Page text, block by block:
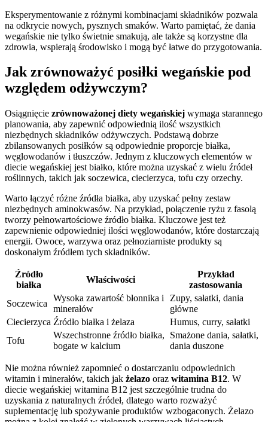
Eksperymentowanie z różnymi kombinacjami składników pozwala
na odkrycie nowych, pysznych smaków. Warto pamiętać, że dania
wegańskie nie tylko świetnie smakują, ale także są korzystne dla
zdrowia, wspierają środowisko i mogą być łatwe do przygotowania.
Jak zrównoważyć posiłki wegańskie pod
względem odżywczym?
Osiągnięcie zrównoważonej diety wegańskiej wymaga starannego
planowania, aby zapewnić odpowiednią ilość wszystkich
niezbędnych składników odżywczych. Podstawą dobrze
zbilansowanych posiłków są odpowiednie proporcje białka,
węglowodanów i tłuszczów. Jednym z kluczowych elementów w
diecie wegańskiej jest białko, które można uzyskać z wielu źródeł
roślinnych, takich jak soczewica, ciecierzyca, tofu czy orzechy.
Warto łączyć różne źródła białka, aby uzyskać pełny zestaw
niezbędnych aminokwasów. Na przykład, połączenie ryżu z fasolą
tworzy pełnowartościowe źródło białka. Kluczowe jest też
zapewnienie odpowiedniej ilości węglowodanów, które dostarczają
energii. Owoce, warzywa oraz pełnoziarniste produkty są
doskonałym źródłem tych składników.
Źródło
białka
Właściwości
Przykład
zastosowania
Soczewica
Wysoka zawartość błonnika i
minerałów
Zupy, sałatki, dania
główne
Ciecierzyca Źródło białka i żelaza
Humus, curry, sałatki
Tofu
Wszechstronne źródło białka,
bogate w kalcium
Smażone dania, sałatki,
dania duszone
Nie można również zapomnieć o dostarczaniu odpowiednich
witamin i minerałów, takich jak żelazo oraz witamina B12. W
diecie wegańskiej witamina B12 jest szczególnie trudna do
uzyskania z naturalnych źródeł, dlatego warto rozważyć
suplementację lub spożywanie produktów wzbogaconych. Żelazo